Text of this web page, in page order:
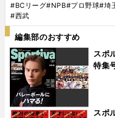
#BCリーグ#NPB#プロ野球#埼
#西武
編集部のおすすめ
スポ
特集
スポ